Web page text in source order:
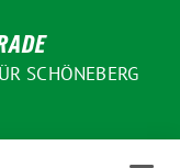
SCHÖNEBERG